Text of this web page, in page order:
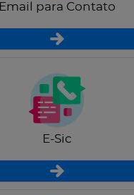
Email para Contato
E-Sic